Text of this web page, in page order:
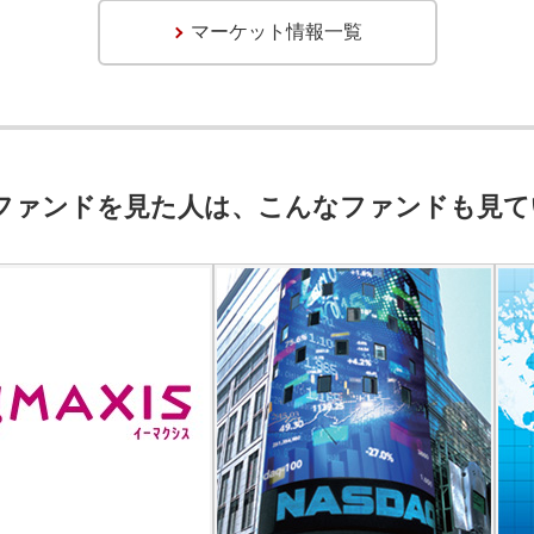
マーケット情報一覧
ァンドを見た人は、こんなファンドも見